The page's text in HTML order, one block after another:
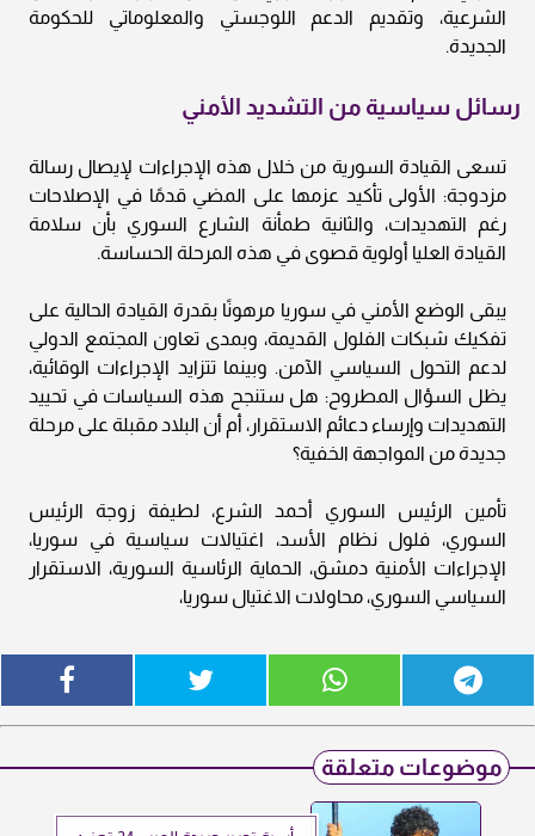
الشرعية، وتقديم الدعم اللوجستي والمعلوماتي للحكومة
الجديدة.
رسائل سياسية من التشديد الأمني
تسعى القيادة السورية من خلال هذه الإجراءات لإيصال رسالة
مزدوجة: الأولى تأكيد عزمها على المضي قدمًا في الإصلاحات
رغم التهديدات، والثانية طمأنة الشارع السوري بأن سلامة
القيادة العليا أولوية قصوى في هذه المرحلة الحساسة.
يبقى الوضع الأمني في سوريا مرهونًا بقدرة القيادة الحالية على
تفكيك شبكات الفلول القديمة، وبمدى تعاون المجتمع الدولي
لدعم التحول السياسي الآمن. وبينما تتزايد الإجراءات الوقائية،
يظل السؤال المطروح: هل ستنجح هذه السياسات في تحييد
التهديدات وإرساء دعائم الاستقرار، أم أن البلاد مقبلة على مرحلة
جديدة من المواجهة الخفية؟
تأمين الرئيس السوري أحمد الشرع، لطيفة زوجة الرئيس
السوري، فلول نظام الأسد، اغتيالات سياسية في سوريا،
الإجراءات الأمنية دمشق، الحماية الرئاسية السورية، الاستقرار
السياسي السوري، محاولات الاغتيال سوريا،
موضوعات متعلقة